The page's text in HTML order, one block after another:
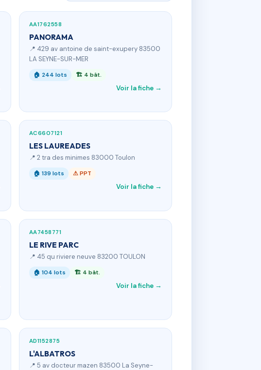
AA1762558
PANORAMA
📍 429 av antoine de saint-exupery 83500
LA SEYNE-SUR-MER
🏠 244 lots 🏗 4 bât.
Voir la fiche →
AC6607121
LES LAUREADES
📍 2 tra des minimes 83000 Toulon
🏠 139 lots ⚠ PPT
Voir la fiche →
AA7458771
LE RIVE PARC
📍 45 qu riviere neuve 83200 TOULON
🏠 104 lots 🏗 4 bât.
Voir la fiche →
AD1152875
L'ALBATROS
📍 5 av docteur mazen 83500 La Seyne-